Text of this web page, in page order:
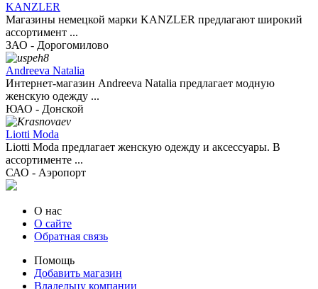
KANZLER
Магазины немецкой марки KANZLER предлагают широкий
ассортимент ...
ЗАО - Дорогомилово
Andreeva Natalia
Интернет-магазин Andreeva Natalia предлагает модную
женскую одежду ...
ЮАО - Донской
Liotti Moda
Liotti Moda предлагает женскую одежду и аксессуары. В
ассортименте ...
САО - Аэропорт
О нас
О сайте
Обратная связь
Помощь
Добавить магазин
Владельцу компании